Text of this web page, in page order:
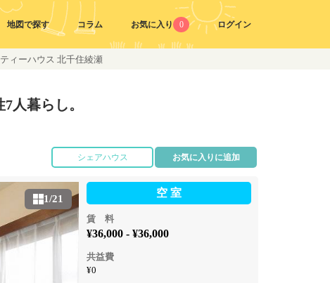
地図で探す コラム お気に入り 0 ログイン
ィーハウス 北千住綾瀬
人暮らし。
お気に入りに追加
シェアハウス
1/21 空 室
賃 料
¥36,000 - ¥36,000
共益費
¥0